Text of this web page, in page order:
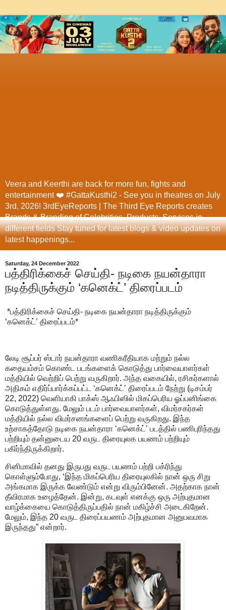
Veera and Keerthi are back for more fun, fights and
entertainment ❤️ #GattaKusthi2 - See you in theatres on July
3rd, 2026! 3rdEyeReports | The Third Eye Reports creates
Brands & Branding of Celebrities, Products, Services in
different fields Stay tuned for latest blogs & video updates on
latest happenings...
Saturday, 24 December 2022
பத்திரிக்கைச் செய்தி- நடிகை நயன்தாரா
நடித்திருக்கும் ‘கனெக்ட்’ திரைப்படம்
*பத்திரிக்கைச் செய்தி- நடிகை நயன்தாரா நடித்திருக்கும்
‘கனெக்ட்’ திரைப்படம்*
லேடி சூப்பர் ஸ்டார் நயன்தாரா வணிகரீதியாக மற்றும் நல்ல
கதையம்சம் கொண்ட படங்களைக் கொடுத்து பார்வையாளர்கள்
மத்தியில் வெற்றிப் பெற்று வருகிறார். அந்த வகையில், ரசிகர்களால்
அதிகம் எதிர்ப்பார்க்கப்பட்ட ‘கனெக்ட்’ திரைப்படம் நேற்று (டிசம்பர்
22, 2022) வெளியாகி பாக்ஸ் ஆஃபிஸில் மிகப்பெரிய ஓப்பனிங்கை
கொடுத்துள்ளது. மேலும் படம் பார்வையாளர்கள், விமர்சகர்கள்
மத்தியில் நல்ல விமர்சனங்களைப் பெற்று வருகிறது. இந்த
உற்சாகத்தோடு நடிகை நயன்தாரா ‘கனெக்ட்’ படத்தில் பணிபுரிந்தது
பற்றியும் தன்னுடைய 20 வருட திரையுலக பயணம் பற்றியும்
பகிர்ந்திருக்கிறார்.
சினிமாவில் தனது இருபது வருட பயணம் பற்றி பக்ரிந்து
கொள்ளும்போது, ‘இந்த மிகப்பெரிய திரையுலகில் நான் ஒரு சிறு
அங்கமாக இருக்க வேண்டும் என்று விரும்பினேன். அதற்காக நான்
தீவிரமாக உழைத்தேன். இன்று, கடவுள் எனக்கு ஒரு அற்புதமான
வாழ்க்கையை கொடுத்திருப்பதில் நான் மகிழ்ச்சி அடைகிறேன்.
மேலும், இந்த 20 வருட திரைப்பயணம் அற்புதமான அனுபவமாக
இருந்தது” என்றார்.